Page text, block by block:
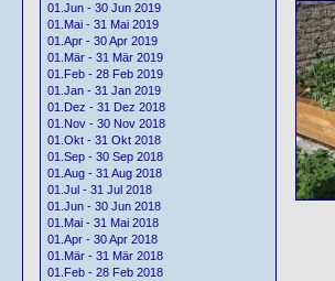
01.Jun - 30 Jun 2019
01.Mai - 31 Mai 2019
01.Apr - 30 Apr 2019
01.Mär - 31 Mär 2019
01.Feb - 28 Feb 2019
01.Jan - 31 Jan 2019
01.Dez - 31 Dez 2018
01.Nov - 30 Nov 2018
01.Okt - 31 Okt 2018
01.Sep - 30 Sep 2018
01.Aug - 31 Aug 2018
01.Jul - 31 Jul 2018
01.Jun - 30 Jun 2018
01.Mai - 31 Mai 2018
01.Apr - 30 Apr 2018
01.Mär - 31 Mär 2018
01.Feb - 28 Feb 2018